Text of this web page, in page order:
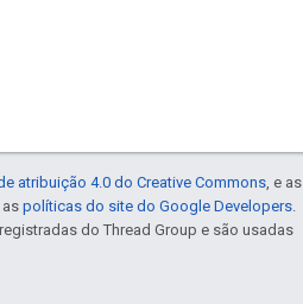
atribuição 4.0 do Creative Commons, e as
aspolíticas do site do Google Developers.
do Thread Group e são usadas